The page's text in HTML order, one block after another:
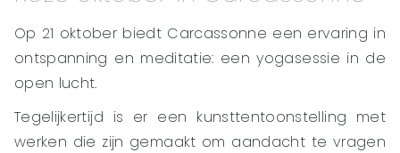
Op 21 oktober biedt Carcassonne een ervaring in
ontspanning en meditatie: een yogasessie in de
open lucht.
Tegelijkertijd is er een kunsttentoonstelling met
werken die zijn gemaakt om aandacht te vragen